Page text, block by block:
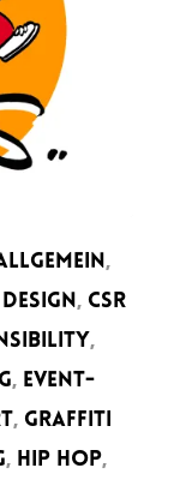
,
,CSR
,
, EVENT-
,GRAFFITI
, HIP HOP,